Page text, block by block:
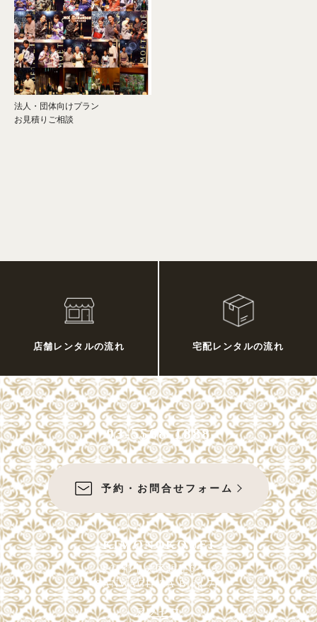
法人・団体向けプラン
お見積りご相談
店舗レンタルの流れ 宅配レンタルの流れ
03-5568-1888
予約・お問合せフォーム
KIMONOKOUEI
東京都中央区銀座6-4-9
SANWAGINZA Bldg 7F
アクセス